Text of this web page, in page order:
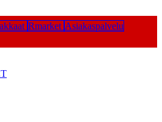
Rmarket Asiakaspalvelu